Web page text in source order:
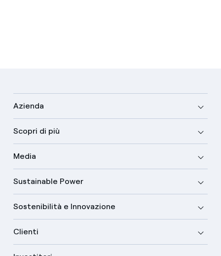
Azienda
Scopri di più
Media
Sustainable Power
Sostenibilità e Innovazione
Clienti